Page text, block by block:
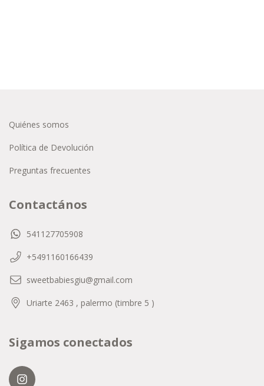
Quiénes somos
Política de Devolución
Preguntas frecuentes
Contactános
541127705908
+5491160166439
sweetbabiesgiu@gmail.com
Uriarte 2463 , palermo (timbre 5 )
Sigamos conectados